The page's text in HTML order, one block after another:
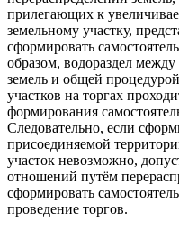
прилегающих к
земельному участку,
сформировать
образом, водораздел
земель и общей
участков на торгах
формирования
Следовательно, если
присоединяемой
участок невозможно,
отношений путём
сформировать
проведение торгов.